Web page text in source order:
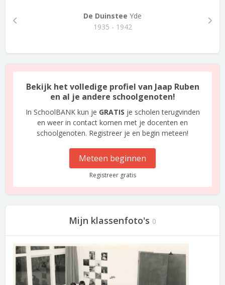
De Duinstee Yde
1935 - 1942
Bekijk het volledige profiel van Jaap Ruben
en al je andere schoolgenoten!
In SchoolBANK kun je GRATIS je scholen terugvinden
en weer in contact komen met je docenten en
schoolgenoten. Registreer je en begin meteen!
Meteen beginnen
Registreer gratis
Mijn klassenfoto's 0